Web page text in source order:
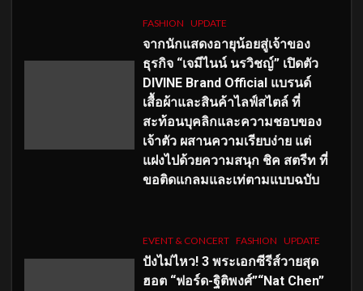
FASHION UPDATE
จากนักแสดงอายุน้อยสู่เจ้าของ
ธุรกิจ “เจมีไนน์ นรวิชญ์” เปิดตัว
DIVINE Brand Official แบรนด์
เสื้อผ้าและสินค้าไลฟ์สไตล์ ที่
สะท้อนบุคลิกและความชอบของ
เจ้าตัว ผสานความเรียบง่าย แต่
แฝงไปด้วยความสนุก ชิค สตรีท ที่
ขอติดแกลมและเท่ตามแบบฉบับ
EVENT & CONCERT FASHION UPDATE
ปังไม่ไหว! 3 พระเอกซีรีส์วายสุด
ฮอต “ฟอร์ด-ฐิติพงศ์”“Nat Chen”